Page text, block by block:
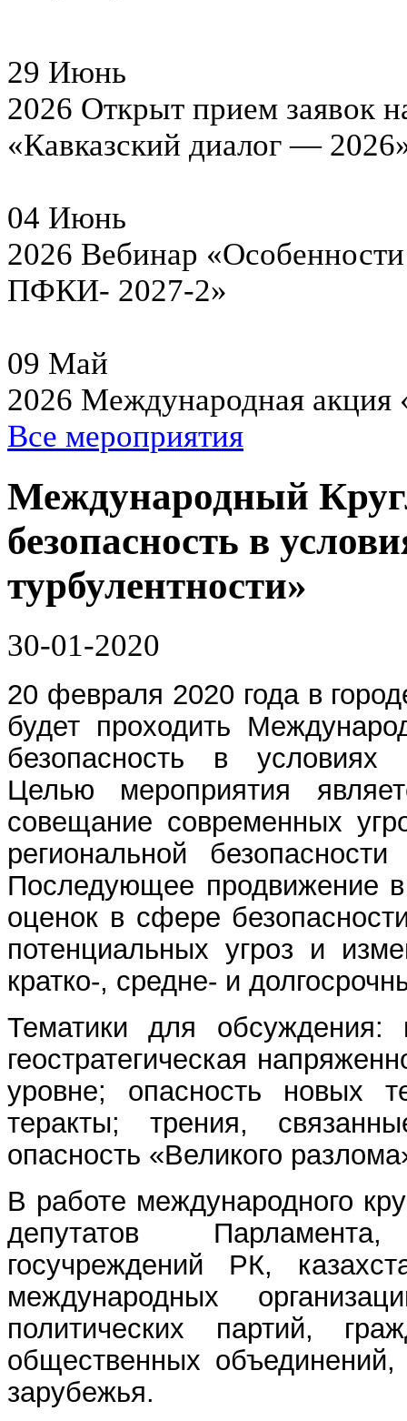
29 Июнь
2026 Открыт прием заявок
«Кавказский диалог —
04 Июнь
2026 Вебинар
ПФКИ- 2027-2»
09 Май
2026 Международная
Все мероприятия
Международный
безопасность в
турбулентности»
30-01-2020
20 февраля 2020 года в
будет проходить
безопасность в условиях
Целью мероприятия
совещание современных
региональной
Последующее продвижение
оценок в сфере
потенциальных угроз и
кратко-, средне- и
Тематики для обсуждения:
геостратегическая
уровне; опасность новых
теракты; трения,
опасность «Великого
В работе международного
депутатов
госучреждений РК,
международных
политических партий,
общественных
зарубежья.